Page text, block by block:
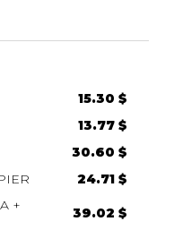
15.30 $
13.77 $
30.60 $
24.71 $
+
39.02 $